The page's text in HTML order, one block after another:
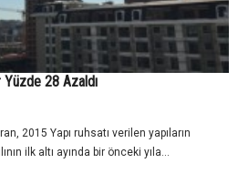
Yüzde 28 Azaldı
2015 Yapı ruhsatı verilen yapıların
ilk altı ayında bir önceki yıla...